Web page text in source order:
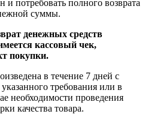
и потребовать полного возврата
суммы.
денежных средств
кассовый чек,
покупки.
в течение 7 дней с
требования или в
необходимости проведения
качества товара.